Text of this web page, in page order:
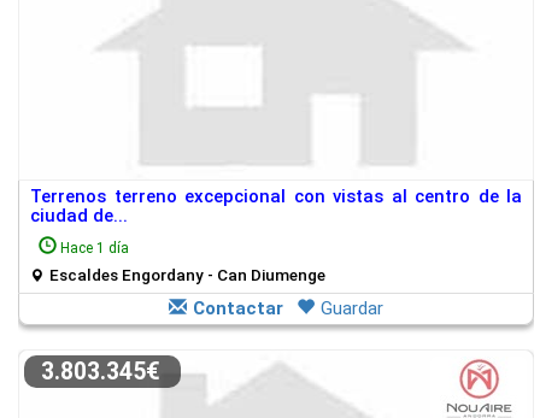
Terrenos terreno excepcional con vistas al centro de la
ciudad de...
Hace 1 día
Escaldes Engordany - Can Diumenge
Contactar Guardar
3.803.345€